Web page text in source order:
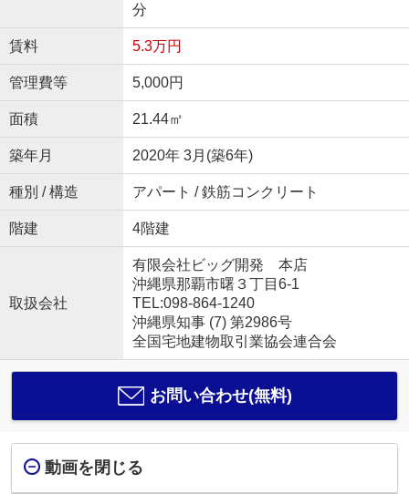
分
賃料 5.3万円
管理費等 5,000円
面積 21.44㎡
築年月 2020年 3月(築6年)
種別 / 構造 アパート / 鉄筋コンクリート
階建 4階建
取扱会社
有限会社ビッグ開発 本店
沖縄県那覇市曙３丁目6-1
TEL:098-864-1240
沖縄県知事 (7) 第2986号
全国宅地建物取引業協会連合会
お問い合わせ(無料)
動画を閉じる